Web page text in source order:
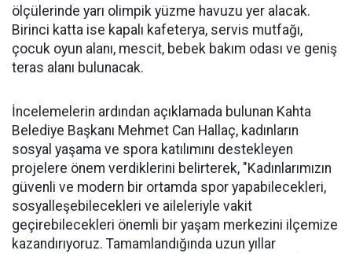
ölçülerinde yarı olimpik yüzme havuzu yer alacak.
Birinci katta ise kapalı kafeterya, servis mutfağı,
çocuk oyun alanı, mescit, bebek bakım odası ve geniş
teras alanı bulunacak.
İncelemelerin ardından açıklamada bulunan Kahta
Belediye Başkanı Mehmet Can Hallaç, kadınların
sosyal yaşama ve spora katılımını destekleyen
projelere önem verdiklerini belirterek, "Kadınlarımızın
güvenli ve modern bir ortamda spor yapabilecekleri,
sosyalleşebilecekleri ve aileleriyle vakit
geçirebilecekleri önemli bir yaşam merkezini ilçemize
kazandırıyoruz. Tamamlandığında uzun yıllar